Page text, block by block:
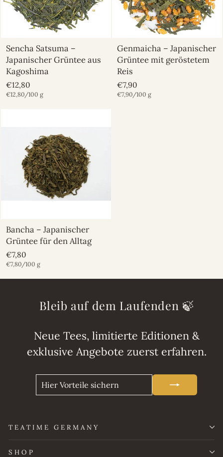
Sencha Satsuma –
Japanischer Grüntee aus
Kagoshima
€12,80
€12,80/100 g
Genmaicha – Japanischer
Grüntee mit geröstetem
Reis
€7,90
€7,90/100 g
Bancha – Japanischer
Grüntee für den Alltag
€7,80
€7,80/100 g
Bleib auf dem Laufenden 🍃
Neue Tees, limitierte Editionen &
exklusive Angebote zuerst erfahren.
VORTEILE
SICHERN
ABONNIEREN
TEATIME GERMANY
SHOP